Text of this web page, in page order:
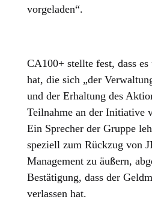
vorgeladen“.
CA100+ stellte fest, dass
hat, die sich „der
und der Erhaltung des
Teilnahme an der Initiative
Ein Sprecher der Gruppe
speziell zum Rückzug von
Management zu äußern,
Bestätigung, dass der
verlassen hat.